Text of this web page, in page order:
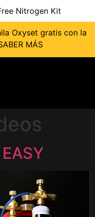
Nitrogen Kit
Oxyset gratis con la
MÁS